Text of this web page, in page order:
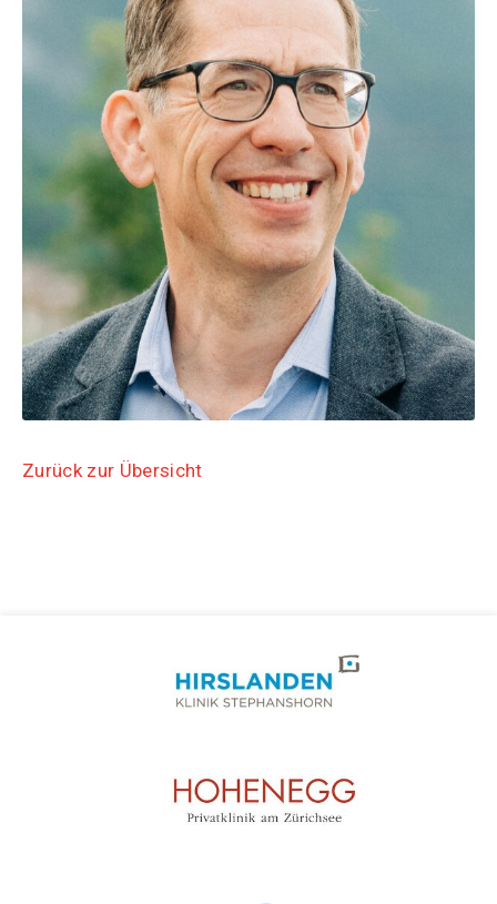
Zurück zur Übersicht